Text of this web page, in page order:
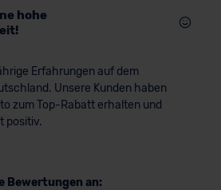
hohe
Erfahrungen auf dem
Unsere Kunden haben
zum Top-Rabatt erhalten und
positiv.
Bewertungen an: